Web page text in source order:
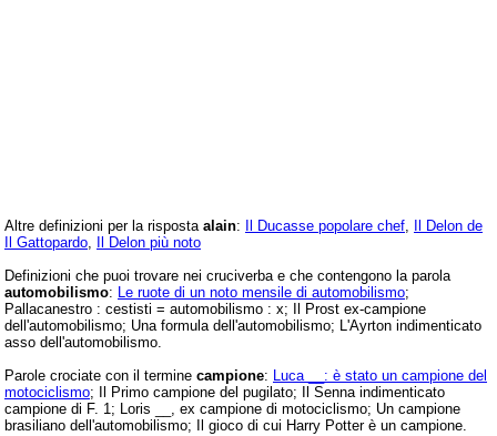
Altre definizioni per la risposta alain: Il Ducasse popolare chef Il Delon de
Il Gattopardo Il Delon più noto
Definizioni che puoi trovare nei cruciverba e che contengono la parola
automobilismo: Le ruote di un noto mensile di automobilismo;
Pallacanestro : cestisti = automobilismo : x; Il Prost ex-campione
dell'automobilismo; Una formula dell'automobilismo; L'Ayrton indimenticato
asso dell'automobilismo.
Parole crociate con il termine campione: Luca __: è stato un campione del
motociclismo; Il Primo campione del pugilato; Il Senna indimenticato
campione di F. 1; Loris __, ex campione di motociclismo; Un campione
brasiliano dell'automobilismo; Il gioco di cui Harry Potter è un campione.